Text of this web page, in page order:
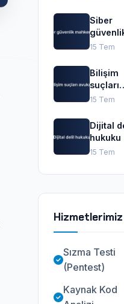
Siber
15 Tem
Bilişim
suçları
avukatı
15 Tem
Dijital
hukuku
15 Tem
Hizmetlerimiz
Sızma Testi
(Pentest)
Kaynak Kod